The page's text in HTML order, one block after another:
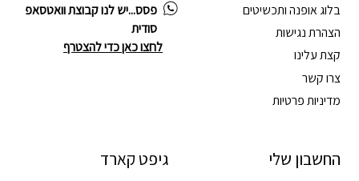
בלוג אופנה ותכשיטים
הצהרת נגישות
קצת עלינו
צרו קשר
מדיניות פרטיות
החשבון שלי
פסס...יש לנו קבוצת וואטסאפ
סודית
לחצו כאן כדי להצטרף
גיפט קארד